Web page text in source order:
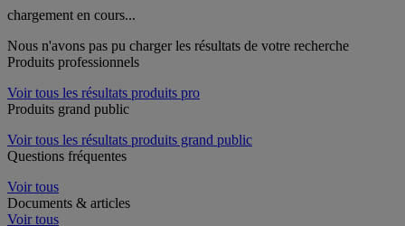
chargement en cours...
Nous n'avons pas pu charger les résultats de votre recherche
Produits professionnels
Voir tous les résultats produits pro
Produits grand public
Voir tous les résultats produits grand public
Questions fréquentes
Voir tous
Documents & articles
Voir tous